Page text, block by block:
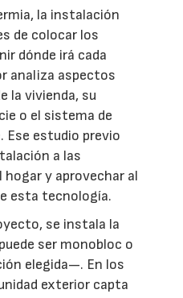
la instalación
de colocar los
dónde irá cada
analiza aspectos
la vivienda, su
o el sistema de
estudio previo
a las
hogar y aprovechar al
esta tecnología.
se instala la
ser monobloc o
elegida—. En los
exterior capta